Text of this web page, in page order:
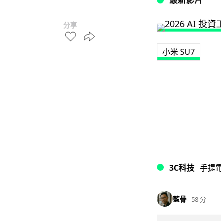
分享
小米 SU7
3C科技 手提
藍骨 58 分